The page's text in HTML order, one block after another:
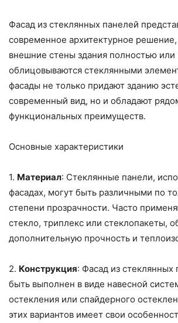
Фасад из стеклянных панелей
современное архитектурное
внешние стены здания полностью или
облицовываются стеклянными
фасады не только придают зданию
современный вид, но и обладают
функциональных преимуществ.
Основные характеристики
1. Материал: Стеклянные панели,
фасадах, могут быть различными по
степени прозрачности. Часто
стекло, триплекс или стеклопакеты,
дополнительную прочность и
2. Конструкция: Фасад из
быть выполнен в виде навесной
остекления или спайдерного
этих вариантов имеет свои